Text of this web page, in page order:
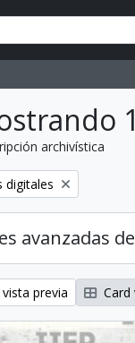
archivística
digitales
avanzadas
previa Card